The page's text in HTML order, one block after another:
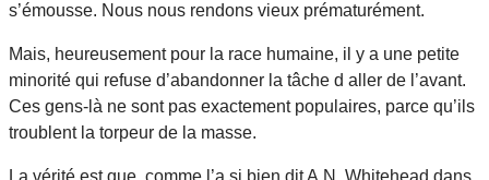
s’émousse. Nous nous rendons vieux prématurément.
Mais, heureusement pour la race humaine, il y a une petite
minorité qui refuse d’abandonner la tâche d aller de l’avant.
Ces gens-là ne sont pas exactement populaires, parce qu’ils
troublent la torpeur de la masse.